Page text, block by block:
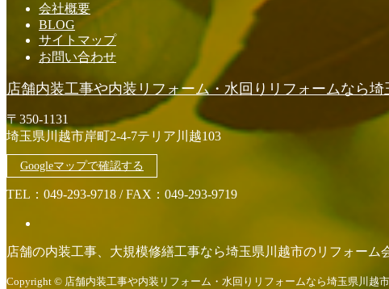
会社概要
BLOG
サイトマップ
お問い合わせ
店舗内装工事や内装リフォーム・水回りリフォームなら埼
〒350-1131
埼玉県川越市岸町2-4-7テリア川越103
Googleマップで確認する
TEL：049-293-9718 / FAX：049-293-9719
店舗の内装工事、大規模修繕工事なら埼玉県川越市のリフォーム
Copyright © 店舗内装工事や内装リフォーム・水回りリフォームなら埼玉県川越